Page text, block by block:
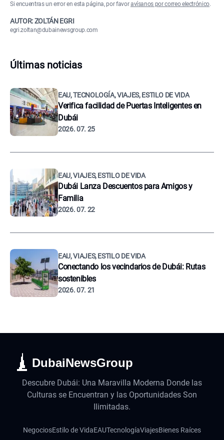
Si encuentras un error en esta página, por favoravísanos por correo electrónico.
AUTOR: ZOLTÁN EGRI
egri.zoltan@dubainewsgroup.com
Últimas noticias
EAU, TECNOLOGÍA, VIAJES, ESTILO DE VIDA
Verifica facilidad de Puertas Inteligentes en
Dubái
2026. 07. 25
EAU, VIAJES, ESTILO DE VIDA
Dubái Lanza Descuentos para Amigos y
Familia
2026. 07. 22
EAU, VIAJES, ESTILO DE VIDA
Conectando los vecindarios de Dubái: Rutas
sostenibles
2026. 07. 21
DubaiNewsGroup
Descubre Dubái: Una Maravilla Moderna Donde las
Culturas se Encuentran y las Oportunidades Son
Ilimitadas.
NegociosEstilo de VidaEAUTecnologíaViajesBienes Raíces